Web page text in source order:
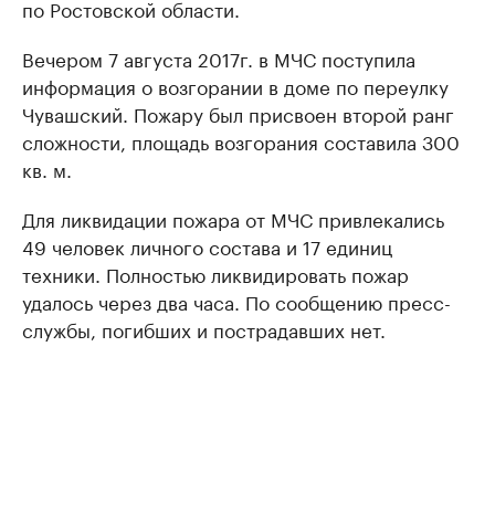
по Ростовской области.
Вечером 7 августа 2017г. в МЧС поступила
информация о возгорании в доме по переулку
Чувашский. Пожару был присвоен второй ранг
сложности, площадь возгорания составила 300
кв. м.
Для ликвидации пожара от МЧС привлекались
49 человек личного состава и 17 единиц
техники. Полностью ликвидировать пожар
удалось через два часа. По сообщению пресс-
службы, погибших и пострадавших нет.